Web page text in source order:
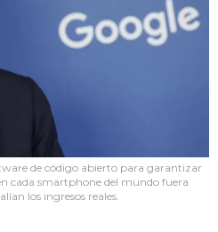
de código abierto para garantizar
cada smartphone del mundo fuera
los ingresos reales.